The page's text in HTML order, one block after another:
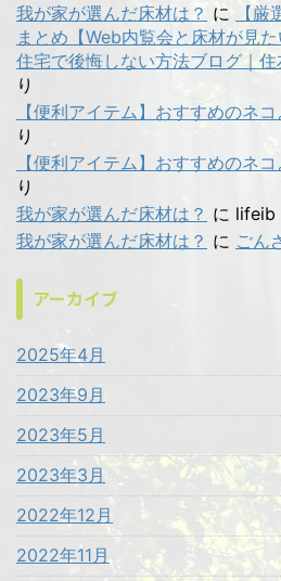
我が家が選んだ床材は？ に
【
まとめ【Web内覧会と床材が見
住宅で後悔しない方法ブログ｜
り
【便利アイテム】おすすめのネコ
り
【便利アイテム】おすすめのネコ
り
我が家が選んだ床材は？ に lifeib
我が家が選んだ床材は？ に ごん
アーカイブ
2025年4月
2023年9月
2023年5月
2023年3月
2022年12月
2022年11月